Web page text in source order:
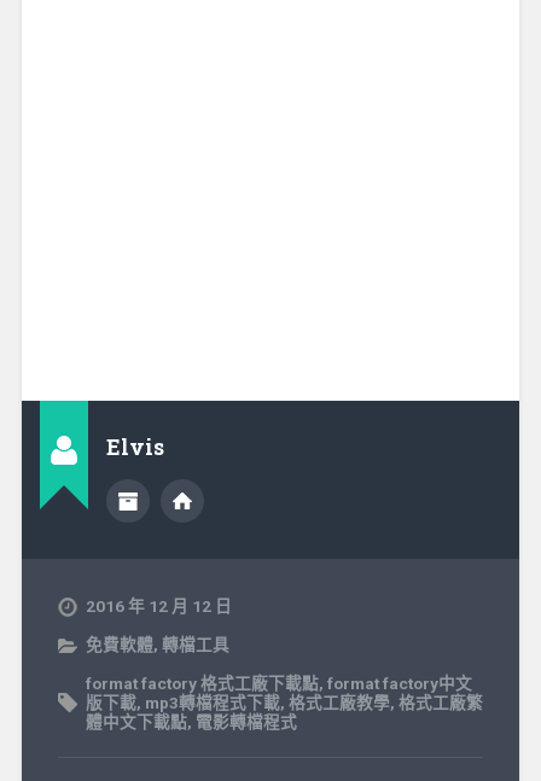
Elvis
2016 年 12 月 12 日
免費軟體, 轉檔工具
format factory 格式工廠下載點, format factory中文
版下載, mp3轉檔程式下載, 格式工廠教學, 格式工廠繁
體中文下載點, 電影轉檔程式